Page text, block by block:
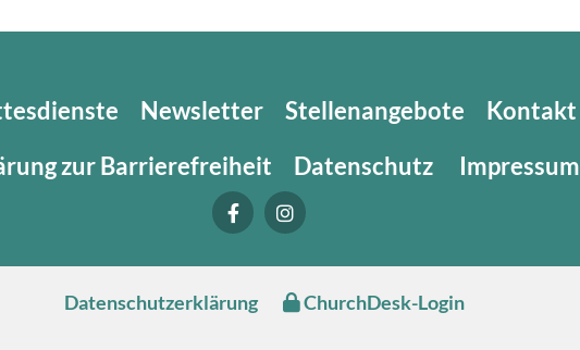
Newsletter Stellenangebote Kontakt
zur Barrierefreiheit
Datenschutz Impressum
Datenschutzerklärung ChurchDesk-Login